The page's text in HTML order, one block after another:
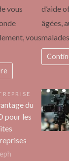
vous
vous
d’aide
âgées,
du
pour les